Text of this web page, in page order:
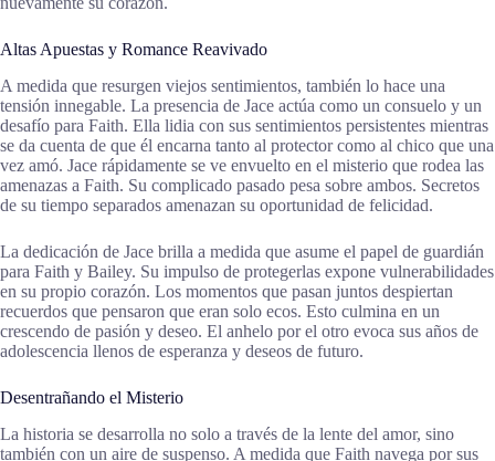
Altas Apuestas y Romance Reavivado
A medida que resurgen viejos sentimientos, también lo hace una
tensión innegable. La presencia de Jace actúa como un consuelo y un
desafío para Faith. Ella lidia con sus sentimientos persistentes mientras
se da cuenta de que él encarna tanto al protector como al chico que una
vez amó. Jace rápidamente se ve envuelto en el misterio que rodea las
amenazas a Faith. Su complicado pasado pesa sobre ambos. Secretos
de su tiempo separados amenazan su oportunidad de felicidad.
La dedicación de Jace brilla a medida que asume el papel de guardián
para Faith y Bailey. Su impulso de protegerlas expone vulnerabilidades
en su propio corazón. Los momentos que pasan juntos despiertan
recuerdos que pensaron que eran solo ecos. Esto culmina en un
crescendo de pasión y deseo. El anhelo por el otro evoca sus años de
adolescencia llenos de esperanza y deseos de futuro.
Desentrañando el Misterio
La historia se desarrolla no solo a través de la lente del amor, sino
también con un aire de suspenso. A medida que Faith navega por sus